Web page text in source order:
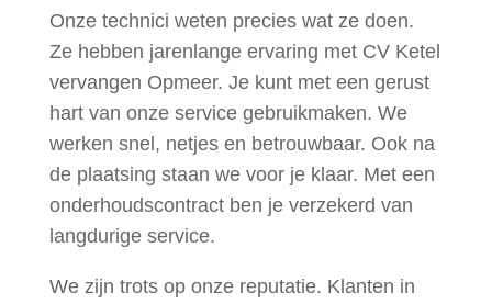
Onze technici weten precies wat ze doen.
Ze hebben jarenlange ervaring met CV Ketel
vervangen Opmeer. Je kunt met een gerust
hart van onze service gebruikmaken. We
werken snel, netjes en betrouwbaar. Ook na
de plaatsing staan we voor je klaar. Met een
onderhoudscontract ben je verzekerd van
langdurige service.
We zijn trots op onze reputatie. Klanten in